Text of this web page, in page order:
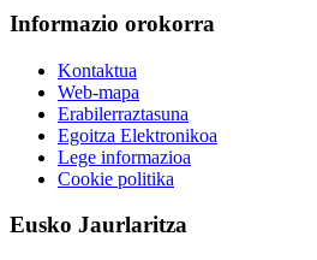
Informazio orokorra
Kontaktua
Web-mapa
Erabilerraztasuna
Egoitza Elektronikoa
Lege informazioa
Cookie politika
Eusko Jaurlaritza